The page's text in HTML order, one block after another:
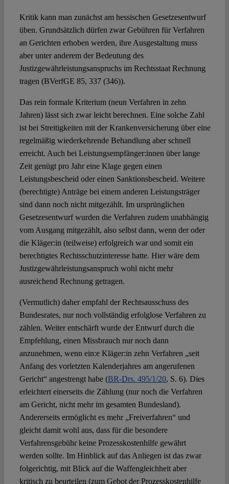
Kritik kann man zunächst am hessischen Gesetzesentwurf
üben. Grundsätzlich dürfen zwar Gebühren für Verfahren
an Gerichten erhoben werden, ihre Ausgestaltung muss
aber unter anderem der Bedeutung des
Justizgewährleistungsanspruchs im Rechtsstaat Rechnung
tragen (BVerfGE 85, 337 (346)).
Das rein formale Kriterium (neun Verfahren in zehn
Jahren) lässt sich zwar leicht berechnen. Eine solche Zahl
ist bei Streitigkeiten mit der Krankenversicherung über eine
regelmäßig wiederkehrende Behandlung aber schnell
erreicht. Auch bei Leistungsempfänger:innen über lange
Zeit genügt pro Jahr eine Klage gegen einen
Leistungsbescheid oder einen Sanktionsbescheid. Weitere
(berechtigte) Anträge bei einem anderen Leistungsträger
sind dann noch nicht mitgezählt. Im ursprünglichen
Gesetzesentwurf wurden die Verfahren zudem unabhängig
vom Ausgang mitgezählt, also selbst dann, wenn der oder
die Kläger:in (teilweise) erfolgreich war und somit ein
berechtigtes Rechtsschutzinteresse hatte. Hier wäre dem
Justizgewährleistungsanspruch wohl nicht mehr
ausreichend Rechnung getragen.
(Vermutlich) daher empfahl der Rechtsausschuss des
Bundesrates, nur noch vollständig erfolglose Verfahren zu
zählen. Weiter entschärft wurde der Entwurf durch die
Empfehlung, einen Missbrauch nur noch dann
anzunehmen, wenn ein:e Kläger:in zehn Verfahren „seit
Anfang des vorletzten Kalenderjahres am angerufenen
Gericht“ angestrengt habe (BR-Drs. 495/1/20, S. 6). Dies
erleichtert einerseits die Zählung (nur noch die Verfahren
am Gericht, nicht mehr im gesamten Bundesland).
Andererseits ermöglicht es mehr „Freiverfahren“ und
gleicht damit wohl aus, dass für die besondere
Verfahrensgebühr keine Prozesskostenhilfe gewährt
werden sollte. Im Hinblick auf das Anliegen ist das zwar
folgerichtig, mit Blick auf die Waffengleichheit aber
kritisch zu beurteilen (zum Gebot der Prozesskostenhilfe